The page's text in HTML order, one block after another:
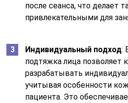
после сеанса, что делает
привлекательными для
Индивидуальный подход:
подтяжка лица позволяет
разрабатывать
учитывая особенности
пациента. Это